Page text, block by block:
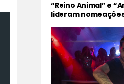
“Reino Animal” e
lideram